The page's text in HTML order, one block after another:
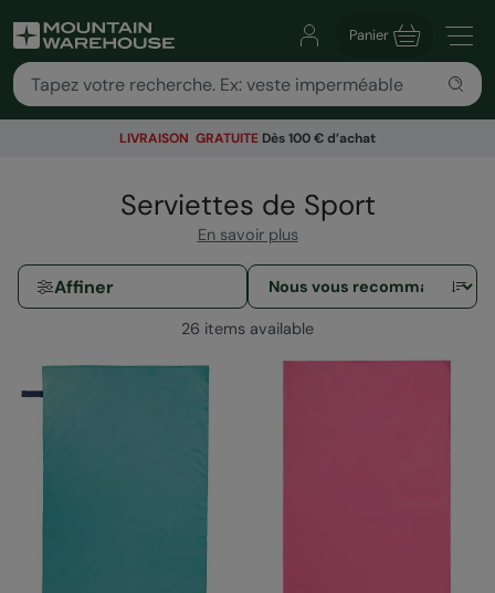
Panier
LIVRAISON GRATUITE Dès 100 € d’achat
Serviettes de Sport
En savoir plus
Affiner
26 items available